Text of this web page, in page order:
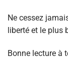
Ne cessez
liberté et le plus
Bonne lecture à